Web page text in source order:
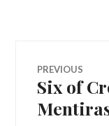
de
PREVIOUS
Previous
post:
Six of